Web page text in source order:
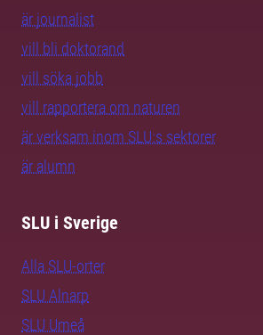
är journalist
vill bli doktorand
vill söka jobb
vill rapportera om naturen
är verksam inom SLU:s sektorer
är alumn
SLU i Sverige
Alla SLU-orter
SLU Alnarp
SLU Umeå